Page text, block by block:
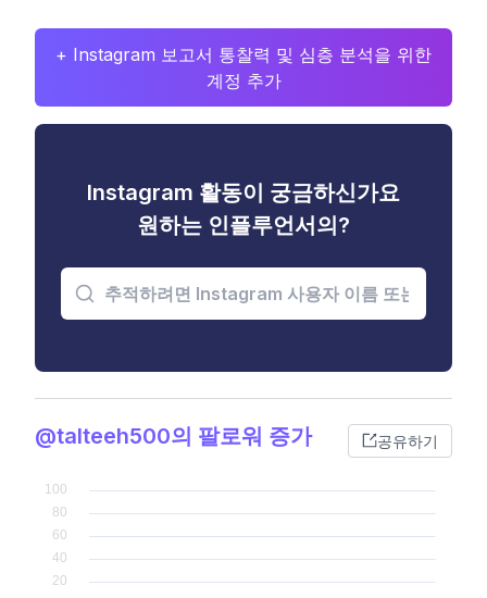
+ Instagram 보고서 통찰력 및 심층 분석을 위한
계정 추가
Instagram 활동이 궁금하신가요
원하는 인플루언서의?
@talteeh500의 팔로워 증가 공유하기